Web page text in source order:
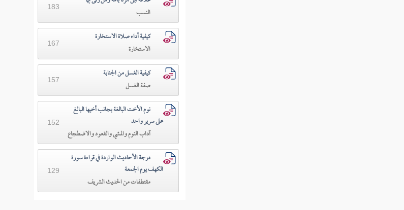
النسب
183
كيفية أداء صلاة الاستخارة
الاستخارة
167
كيفية الغسل من الجنابة
صفة الغسل
157
نوم الأخت البالغة بجانب أخيها البالغ
على سرير واحد
آداب النوم والمشي والقعود والاضطجاع
152
درجة الأحاديث الواردة في قراءة سورة
الكهف يوم الجمعة
مقتطفات من الحديث الشريف
129